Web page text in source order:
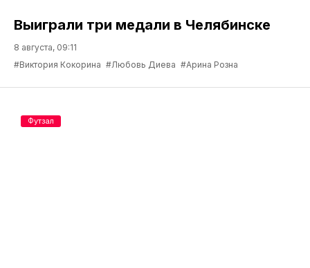
Выиграли три медали в Челябинске
8 августа, 09:11
#Виктория Кокорина #Любовь Диева #Арина Розна
Футзал